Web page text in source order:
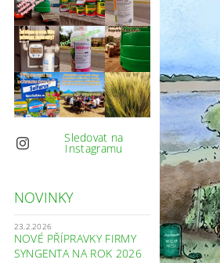
Sledovat na
Instagramu
NOVINKY
23.2.2026
NOVÉ PŘÍPRAVKY FIRMY
SYNGENTA NA ROK 2026